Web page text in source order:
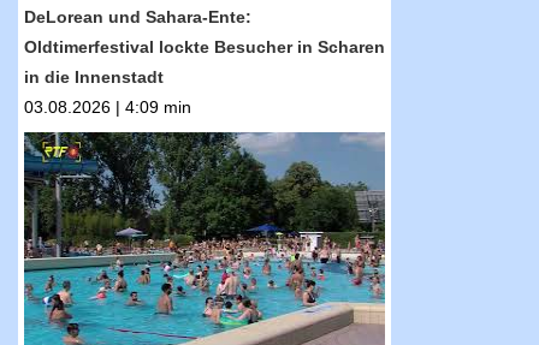
DeLorean und Sahara-Ente:
Oldtimerfestival lockte Besucher in Scharen
in die Innenstadt
03.08.2026 | 4:09 min
RTF.1-Nachrichten: So haben Badegäste das
Freibadfest gefeiert